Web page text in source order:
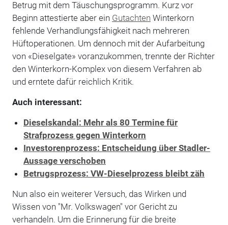
Betrug mit dem Täuschungsprogramm. Kurz vor
Beginn attestierte aber ein Gutachten Winterkorn
fehlende Verhandlungsfähigkeit nach mehreren
Hüftoperationen. Um dennoch mit der Aufarbeitung
von «Dieselgate» voranzukommen, trennte der Richter
den Winterkorn-Komplex von diesem Verfahren ab
und erntete dafür reichlich Kritik.
Auch interessant:
Dieselskandal: Mehr als 80 Termine für
Strafprozess gegen Winterkorn
Investorenprozess: Entscheidung über Stadler-
Aussage verschoben
Betrugsprozess: VW-Dieselprozess bleibt zäh
Nun also ein weiterer Versuch, das Wirken und
Wissen von "Mr. Volkswagen" vor Gericht zu
verhandeln. Um die Erinnerung für die breite